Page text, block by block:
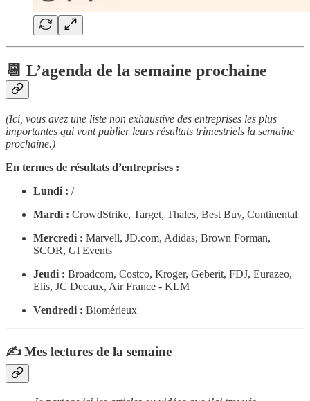
📆 L’agenda de la semaine prochaine
(Ici, vous avez une liste non exhaustive des entreprises les plus
importantes qui vont publier leurs résultats trimestriels la semaine
prochaine.)
En termes de résultats d’entreprises :
Lundi : /
Mardi : CrowdStrike, Target, Thales, Best Buy, Continental
Mercredi : Marvell, JD.com, Adidas, Brown Forman,
SCOR, Gl Events
Jeudi : Broadcom, Costco, Kroger, Geberit, FDJ, Eurazeo,
Elis, JC Decaux, Air France - KLM
Vendredi : Biomérieux
✍️ Mes lectures de la semaine